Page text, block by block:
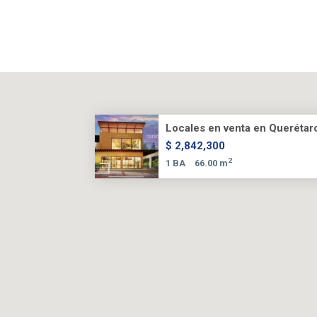
Locales en venta en
$ 2,842,300
1 BA 66.00 m2